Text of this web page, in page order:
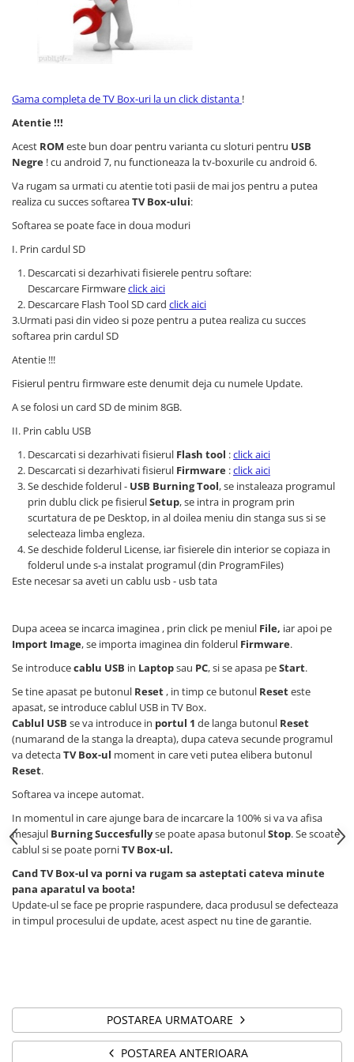
Telefoane mobile Cubot
Telefoane mobile Blackview
Telefoane mobile OSCAL
Telefoane mobile Lagenio
Telefoane mobile Samsung
Telefoane mobile iSEN
Telefoane mobile F150
Telefoane mobile HUAWEI
Telefoane mobile iHunt
Telefoane mobile Xiaomi
Telefoane mobile AGM
Telefoane mobile Realme
Telefoane mobile ZTE Nubia
Telefoane mobile ALTE BRANDURI
Gama completa de TV Box-uri la un click distanta !
Atentie !!!
Acest ROM este bun doar pentru varianta cu sloturi pentru USB
Negre ! cu android 7, nu functioneaza la tv-boxurile cu android 6.
Va rugam sa urmati cu atentie toti pasii de mai jos pentru a putea
realiza cu succes softareaTV Box-ului:
Softarea se poate face in doua moduri
I. Prin cardul SD
Descarcati si dezarhivati fisierele pentru softare:
Descarcare Firmwareclick aici
Descarcare Flash Tool SD card click aici
3.Urmati pasi din video si poze pentru a putea realiza cu succes
softarea prin cardul SD
Atentie !!!
Fisierul pentru firmware este denumit deja cu numele Update.
A se folosi un card SD de minim 8GB.
II. Prin cablu USB
Descarcati si dezarhivati fisierul Flash tool :click aici
Descarcati si dezarhivati fisierul Firmware :click aici
Se deschide folderul - USB Burning Tool, se instaleaza programul
prin dublu click pe fisierulSetup, se intra in program prin
scurtatura de pe Desktop, in al doilea meniu din stanga sus si se
selecteaza limba engleza.
Se deschide folderul License, iar fisierele din interior se copiaza in
folderul unde s-a instalat programul (din ProgramFiles)
Este necesar sa aveti un cablu usb - usb tata
Dupa aceea se incarca imaginea , prin click pe meniul File, iar apoi pe
Import Image, se importa imaginea din folderul Firmware.
Se introducecablu USB in Laptopsau PC, si se apasa peStart.
Se tine apasat pe butonul Reset , in timp ce butonul Reseteste
apasat, se introduce cablul USB in TV Box.
Cablul USB se va introduce in portul 1 de langa butonul Reset
(numarand de la stanga la dreapta), dupa cateva secunde programul
va detectaTV Box-ul moment in care veti putea elibera butonul
Reset.
Softarea va incepe automat.
In momentul in care ajunge bara de incarcare la 100% si va va afisa
mesajul Burning Succesfullyse poate apasa butonulStop. Se scoate
cablul si se poate porniTV Box-ul.
Cand TV Box-ul va porni va rugam sa asteptati cateva minute
pana aparatul va boota!
Update-ul se face pe proprie raspundere, daca produsul se defecteaza
in timpul procesului de update, acest aspect nu tine de garantie.
POSTAREA URMATOARE
POSTAREA ANTERIOARA